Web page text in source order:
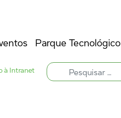
Parque Tecnológico
à Intranet